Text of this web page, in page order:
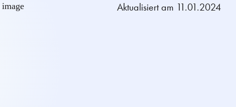
Aktualisiert am 11.01.2024